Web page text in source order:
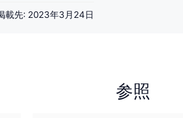
載先: 2023年3月24日
参照